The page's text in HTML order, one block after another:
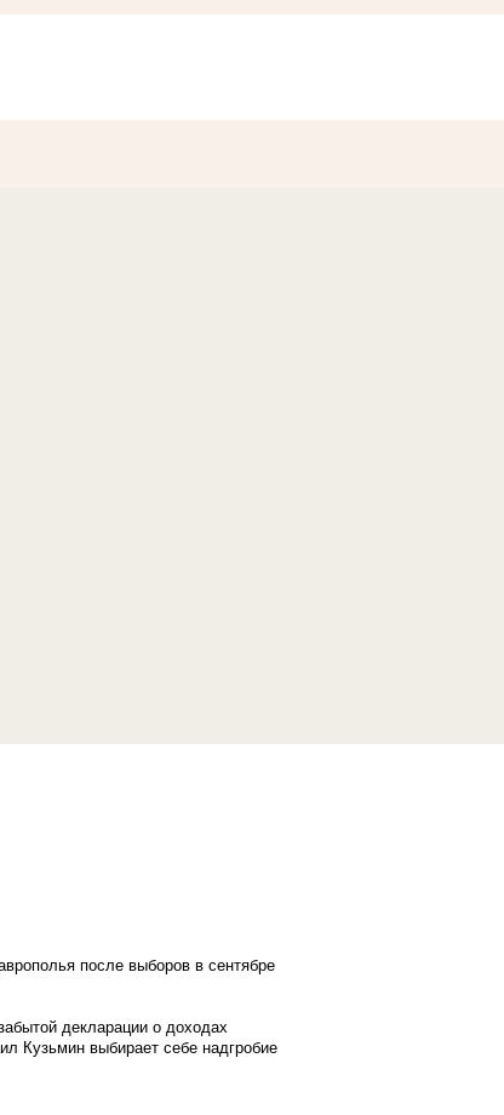
после выборов в сентябре
декларации о доходах
Кузьмин выбирает себе надгробие